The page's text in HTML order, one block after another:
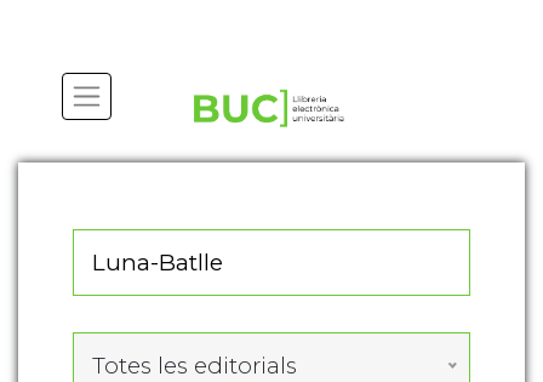
Totes les editorials